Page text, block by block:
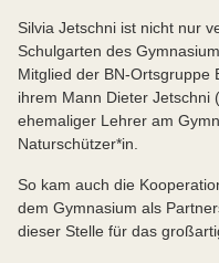
Silvia Jetschni ist nicht nur
Schulgarten des
Mitglied der BN-Ortsgruppe
ihrem Mann Dieter Jetschni
ehemaliger Lehrer am
Naturschützer*in.
So kam auch die
dem Gymnasium als
dieser Stelle für das